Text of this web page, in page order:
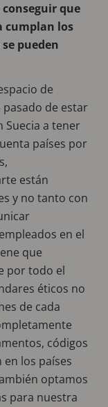
que
cumplan los
pueden
de
de estar
a tener
países por
están
y no tanto con
en el
que
por todo el
éticos no
de cada
códigos
los países
optamos
para nuestra